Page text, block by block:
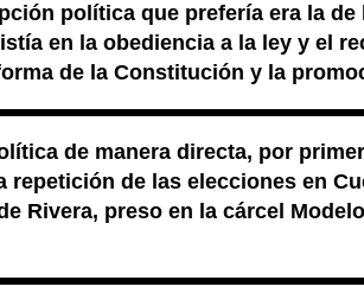
política que prefería era la de
en la obediencia a la ley y el
de la Constitución y la
de manera directa, por
repetición de las elecciones en
Rivera, preso en la cárcel